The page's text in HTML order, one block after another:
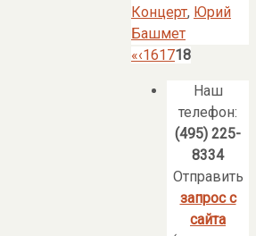
Концерт, Юрий
Башмет
«‹161718
Наш
телефон:
(495) 225-
8334
Отправить
запрос с
сайта